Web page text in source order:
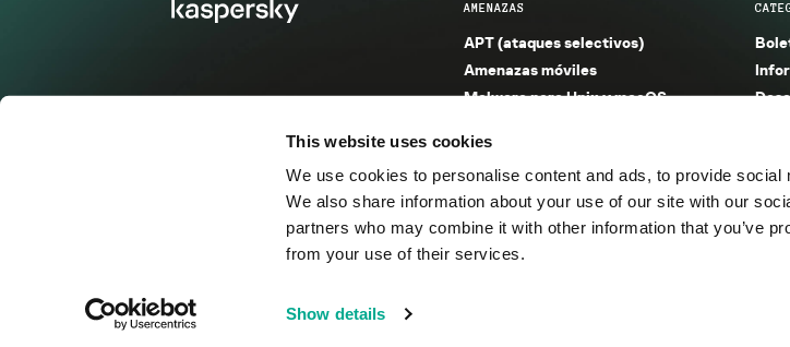
This website uses cookies
We use cookies to personalise content and ads, to provide
We also share information about your use of our site with our
partners who may combine it with other information that you’ve
from your use of their services.
Show details
AMENAZAS
APT (ataques selectivos)
Amenazas móviles
Malware para Unix y macOS
Entorno seguro (IoT)
Amenazas financieras
Amenazas industriales
Spam y phishing
© 2026 AO Kaspersky Lab. Todos los derechos reservados.